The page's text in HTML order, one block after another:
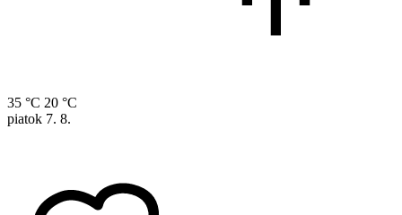
35 °C 20 °C
piatok 7. 8.